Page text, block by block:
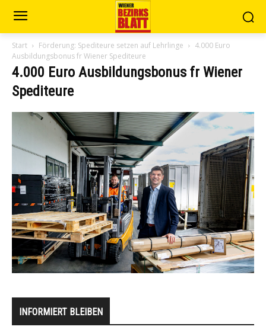
Start Förderung: Spediteure setzen auf Lehrlinge
4.000 Euro
Ausbildungsbonus fr Wiener Spediteure
4.000 Euro Ausbildungsbonus fr Wiener
Spediteure
INFORMIERT BLEIBEN